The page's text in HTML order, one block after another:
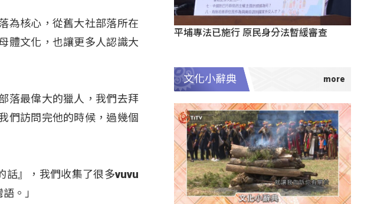
為核心，從舊大社部落所在
體文化，也讓更多人認識大
落最偉大的獵人，我們去拜
們訪問完他的時候，過幾個
話』，我們收集了很多vuvu
。」
平埔專法已施行 原民身分法暫緩審查
文化小辭典